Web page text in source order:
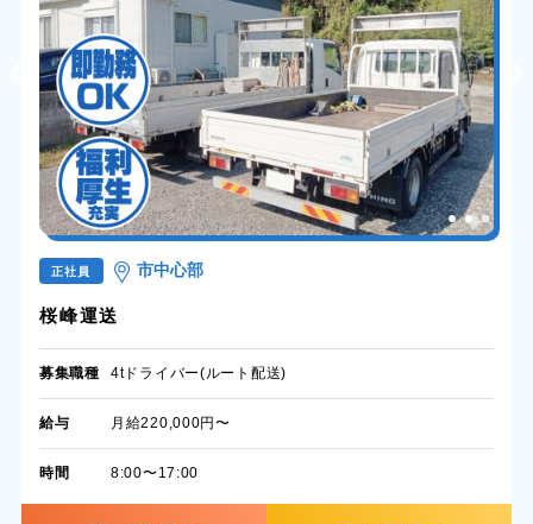
正社員 市中心部
桜峰運送
募集職種 4tドライバー(ルート配送)
給与 月給220,000円〜
時間 8:00〜17:00